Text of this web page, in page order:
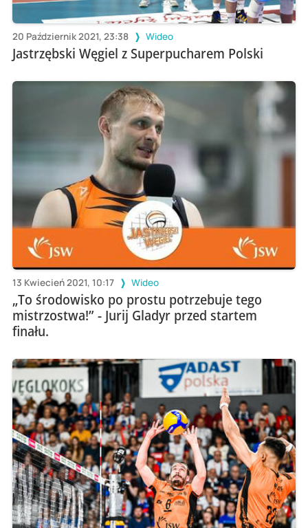
20 Październik 2021, 23:38 Wideo
Jastrzębski Węgiel z Superpucharem Polski
13 Kwiecień 2021, 10:17 Wideo
„To środowisko po prostu potrzebuje tego
mistrzostwa!” - Jurij Gladyr przed startem
finału.